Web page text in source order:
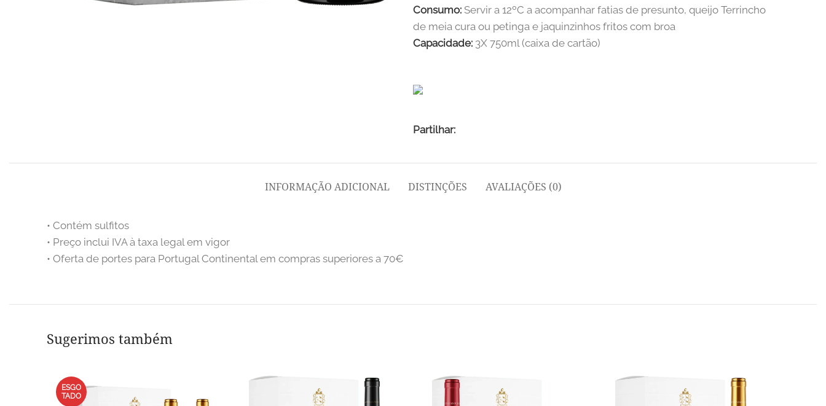
Consumo: Servir a 12ºC a acompanhar fatias de presunto, queijo Terrincho
de meia cura ou petinga e jaquinzinhos fritos com broa
Capacidade: 3X 750ml (caixa de cartão)
Partilhar:
INFORMAÇÃO ADICIONAL DISTINÇÕES AVALIAÇÕES (0)
• Contém sulfitos
• Preço inclui IVA à taxa legal em vigor
• Oferta de portes para Portugal Continental em compras superiores a 70€
Sugerimos também
ESGO
TADO